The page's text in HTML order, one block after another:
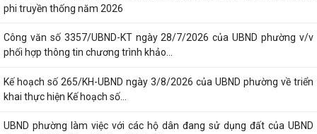
phi truyền thống năm 2026
Công văn số 3357/UBND-KT ngày 28/7/2026 của UBND phường v/v
phối hợp thông tin chương trình khảo...
Kế hoạch số 265/KH-UBND ngày 3/8/2026 của UBND phường về triển
khai thực hiện Kế hoạch số...
UBND phường làm việc với các hộ dân đang sử dụng đất của UBND